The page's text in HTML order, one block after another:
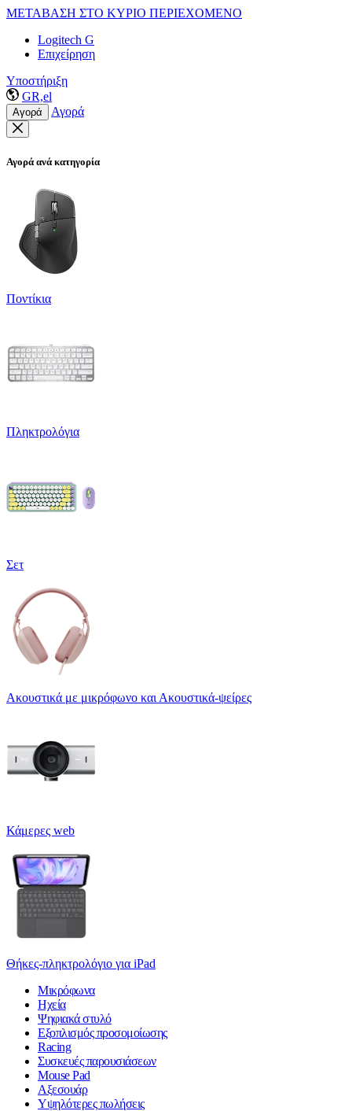
ΜΕΤΑΒΑΣΗ ΣΤΟ ΚΥΡΙΟ ΠΕΡΙΕΧΟΜΕΝΟ
Logitech G
Επιχείρηση
Υποστήριξη
GR,el
Αγορά Αγορά
Αγορά ανά κατηγορία
Ποντίκια
Πληκτρολόγια
Σετ
Ακουστικά με μικρόφωνο και Ακουστικά-ψείρες
Κάμερες web
Θήκες-πληκτρολόγιο για iPad
Μικρόφωνα
Ηχεία
Ψηφιακά στυλό
Εξοπλισμός προσομοίωσης
Racing
Συσκευές παρουσιάσεων
Mouse Pad
Αξεσουάρ
Υψηλότερες πωλήσεις